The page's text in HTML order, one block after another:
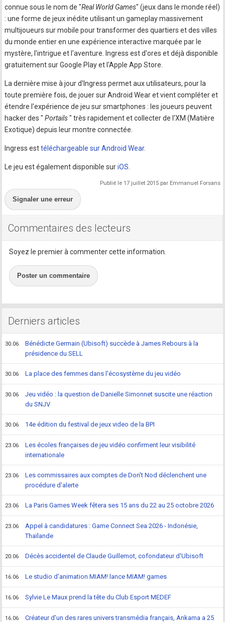
connue sous le nom de "Real World Games" (jeux dans le monde réel)
: une forme de jeux inédite utilisant un gameplay massivement
multijoueurs sur mobile pour transformer des quartiers et des villes
du monde entier en une expérience interactive marquée par le
mystère, l'intrigue et l'aventure. Ingress est d'ores et déjà disponible
gratuitement sur Google Play et l'Apple App Store.
La dernière mise à jour d'Ingress permet aux utilisateurs, pour la
toute première fois, de jouer sur Android Wear et vient compléter et
étendre l'expérience de jeu sur smartphones : les joueurs peuvent
hacker des " Portails" très rapidement et collecter de l'XM (Matière
Exotique) depuis leur montre connectée.
Ingress esttéléchargeable sur Android Wear.
Le jeu est également disponible suriOS
Publié le 17 juillet 2015 par Emmanuel Forsans
Signaler une erreur
Commentaires des lecteurs
Soyez le premier à commenter cette information.
Poster un commentaire
Derniers articles
30.06
Bénédicte Germain (Ubisoft) succède à James Rebours à la
présidence du SELL
30.06 La place des femmes dans l'écosystème du jeu vidéo
30.06
Jeu vidéo : la question de Danielle Simonnet suscite une réaction
du SNJV
30.06 14e édition du festival de jeux video de la BPI
23.06
Les écoles françaises de jeu vidéo confirment leur visibilité
internationale
23.06
Les commissaires aux comptes de Don't Nod déclenchent une
procédure d'alerte
23.06 La Paris Games Week fêtera ses 15 ans du 22 au 25 octobre 2026
23.06
Appel à candidatures : Game Connect Sea 2026 - Indonésie,
Thaïlande
20.06 Décès accidentel de Claude Guillemot, cofondateur d'Ubisoft
16.06 Le studio d'animation MIAM! lance MIAM! games
16.06 Sylvie Le Maux prend la tête du Club Esport MEDEF
16.06 Créateur d'un des rares univers transmédia français, Ankama a 25